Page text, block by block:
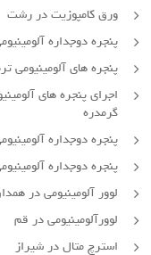
ورق کامپوزیت در رشت
پنجره دوجداره
پنجره های آلومینیومی
اجرای پنجره های
گرمدره
پنجره دوجداره
پنجره دوجداره
لوور آلومینیومی در
لوورآلومینیومی در قم
استرچ متال در شیراز